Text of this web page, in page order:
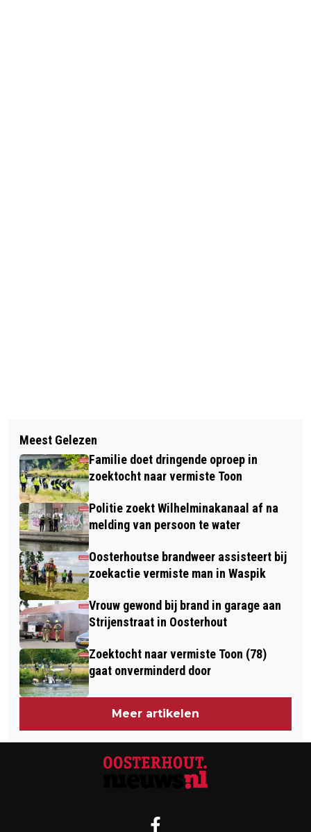
[VERMIST] 28-JARIGE
OOSTERHOUTSE JONGEMAN VERMIST
ZWEED SCHRIJFT
WIELERGESCHIEDENIS VOOR
OOSTERHOUTSE JEGG-SKIL-DJR
Meest Gelezen
Familie doet dringende oproep in
zoektocht naar vermiste Toon
Politie zoekt Wilhelminakanaal af na
melding van persoon te water
Oosterhoutse brandweer assisteert bij
zoekactie vermiste man in Waspik
Vrouw gewond bij brand in garage aan
Strijenstraat in Oosterhout
Zoektocht naar vermiste Toon (78)
gaat onverminderd door
Meer artikelen